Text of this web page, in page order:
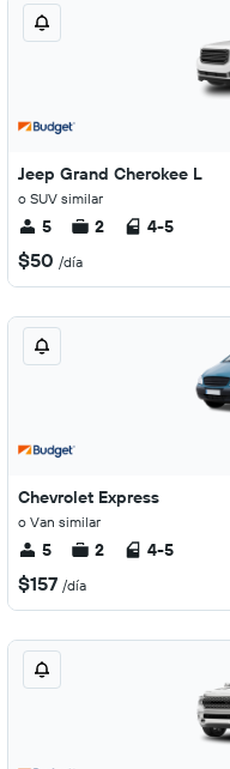
Jeep Grand Cherokee L
o SUV similar
5 2 4-5
$50 /día
Chevrolet Express
o Van similar
5 2 4-5
$157 /día